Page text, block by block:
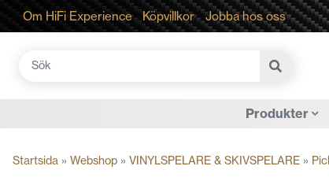
Om HiFi Experience Köpvillkor Jobba hos oss
Sök
Produkter
Startsida » Webshop » VINYLSPELARE & SKIVSPELARE »